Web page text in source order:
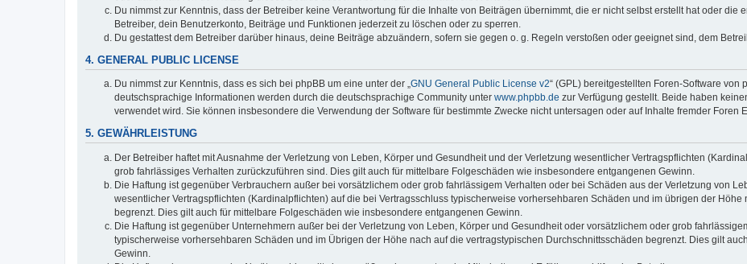
Du nimmst zur Kenntnis, dass der Betreiber keine Verantwortung für die Inhalte von Beiträgen übernimmt, die er nicht selbst erstellt hat oder die
Betreiber, dein Benutzerkonto, Beiträge und Funktionen jederzeit zu löschen oder zu sperren.
Du gestattest dem Betreiber darüber hinaus, deine Beiträge abzuändern, sofern sie gegen o. g. Regeln verstoßen oder geeignet sind, dem
4. GENERAL PUBLIC LICENSE
Du nimmst zur Kenntnis, dass es sich bei phpBB um eine unter der „GNU General Public License v2“ (GPL) bereitgestellten Foren-Software von
deutschsprachige Informationen werden durch die deutschsprachige Community unter www.phpbb.de zur Verfügung gestellt. Beide haben
verwendet wird. Sie können insbesondere die Verwendung der Software für bestimmte Zwecke nicht untersagen oder auf Inhalte fremder Foren
5. GEWÄHRLEISTUNG
Der Betreiber haftet mit Ausnahme der Verletzung von Leben, Körper und Gesundheit und der Verletzung wesentlicher Vertragspflichten
grob fahrlässiges Verhalten zurückzuführen sind. Dies gilt auch für mittelbare Folgeschäden wie insbesondere entgangenen Gewinn.
Die Haftung ist gegenüber Verbrauchern außer bei vorsätzlichem oder grob fahrlässigem Verhalten oder bei Schäden aus der Verletzung von
wesentlicher Vertragspflichten (Kardinalpflichten) auf die bei Vertragsschluss typischerweise vorhersehbaren Schäden und im übrigen der
begrenzt. Dies gilt auch für mittelbare Folgeschäden wie insbesondere entgangenen Gewinn.
Die Haftung ist gegenüber Unternehmern außer bei der Verletzung von Leben, Körper und Gesundheit oder vorsätzlichem oder grob
typischerweise vorhersehbaren Schäden und im Übrigen der Höhe nach auf die vertragstypischen Durchschnittsschäden begrenzt. Dies gilt
Gewinn.